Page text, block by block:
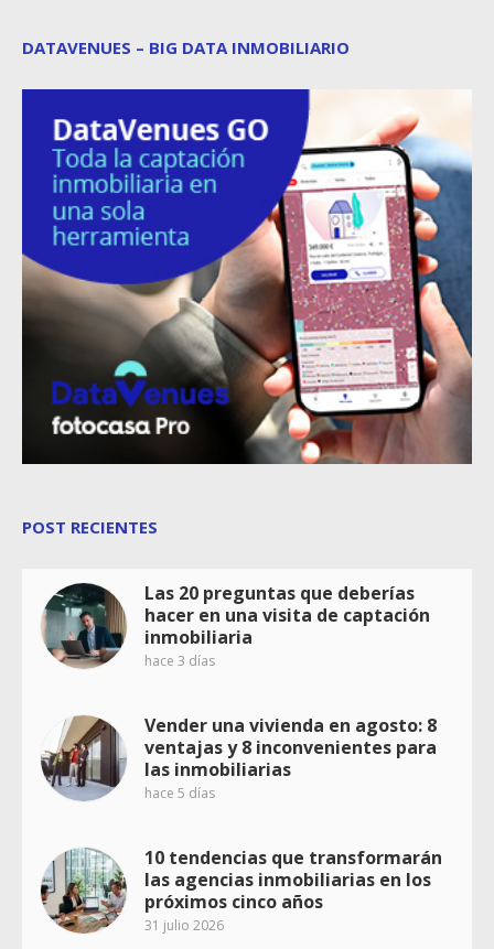
DATAVENUES – BIG DATA INMOBILIARIO
POST RECIENTES
Las 20 preguntas que deberías
hacer en una visita de captación
inmobiliaria
hace 3 días
Vender una vivienda en agosto: 8
ventajas y 8 inconvenientes para
las inmobiliarias
hace 5 días
10 tendencias que transformarán
las agencias inmobiliarias en los
próximos cinco años
31 julio 2026